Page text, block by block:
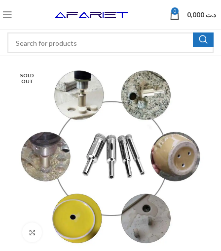
0 د.ت
SOLD
OUT
Click to enlarge